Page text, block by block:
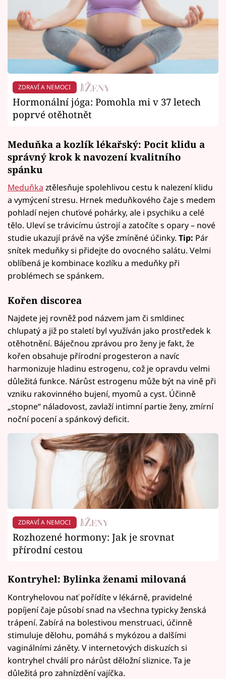
ZDRAVÍ A NEMOCI
Hormonální jóga: Pomohla mi v 37 letech
poprvé otěhotnět
Meduňka a kozlík lékařský: Pocit klidu a
správný krok k navození kvalitního
spánku
Meduňka ztělesňuje spolehlivou cestu k nalezení klidu
a vymýcení stresu. Hrnek meduňkového čaje s medem
pohladí nejen chuťové pohárky, ale i psychiku a celé
tělo. Uleví se trávicímu ústrojí a zatočíte s opary – nové
studie ukazují právě na výše zmíněné účinky. Tip: Pár
snítek meduňky si přidejte do ovocného salátu. Velmi
oblíbená je kombinace kozlíku a meduňky při
problémech se spánkem.
Kořen discorea
Najdete jej rovněž pod názvem jam či smldinec
chlupatý a již po staletí byl využíván jako prostředek k
otěhotnění. Báječnou zprávou pro ženy je fakt, že
kořen obsahuje přírodní progesteron a navíc
harmonizuje hladinu estrogenu, což je opravdu velmi
důležitá funkce. Nárůst estrogenu může být na vině při
vzniku rakovinného bujení, myomů a cyst. Účinně
„stopne“ náladovost, zavlaží intimní partie ženy, zmírní
noční pocení a spánkový deficit.
ZDRAVÍ A NEMOCI
Rozhozené hormony: Jak je srovnat
přírodní cestou
Kontryhel: Bylinka ženami milovaná
Kontryhelovou nať pořídíte v lékárně, pravidelné
popíjení čaje působí snad na všechna typicky ženská
trápení. Zabírá na bolestivou menstruaci, účinně
stimuluje dělohu, pomáhá s mykózou a dalšími
vaginálními záněty. V internetových diskuzích si
kontryhel chválí pro nárůst děložní sliznice. Ta je
důležitá pro zahnízdění vajíčka.